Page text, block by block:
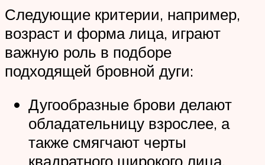
Следующие критерии, например,
возраст и форма лица, играют
важную роль в подборе
подходящей бровной дуги:
Дугообразные брови делают
обладательницу взрослее, а
также смягчают черты
квадратного широкого лица.